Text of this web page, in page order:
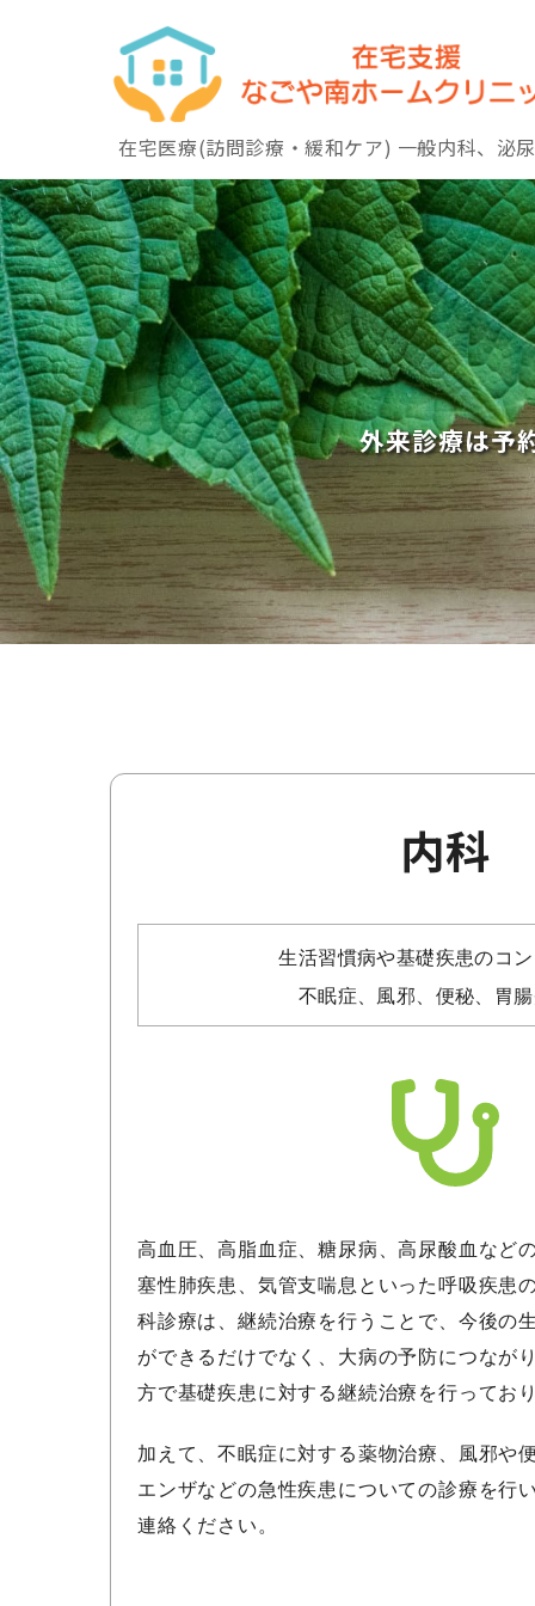
在宅医療(訪問診療・緩和ケア) 一般内科、泌
外来診療は予
内科
生活習慣病や基礎疾患のコ
不眠症、風邪、便秘、胃
高血圧、高脂血症、糖尿病、高尿酸血など
塞性肺疾患、気管支喘息といった呼吸疾患
科診療は、継続治療を行うことで、今後の
ができるだけでなく、大病の予防につなが
方で基礎疾患に対する継続治療を行ってお
加えて、不眠症に対する薬物治療、風邪や
エンザなどの急性疾患についての診療を行
連絡ください。